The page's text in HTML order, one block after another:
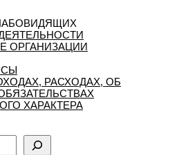
ОРГАНИЗАЦИИ
РАСХОДАХ, ОБ
ХАРАКТЕРА